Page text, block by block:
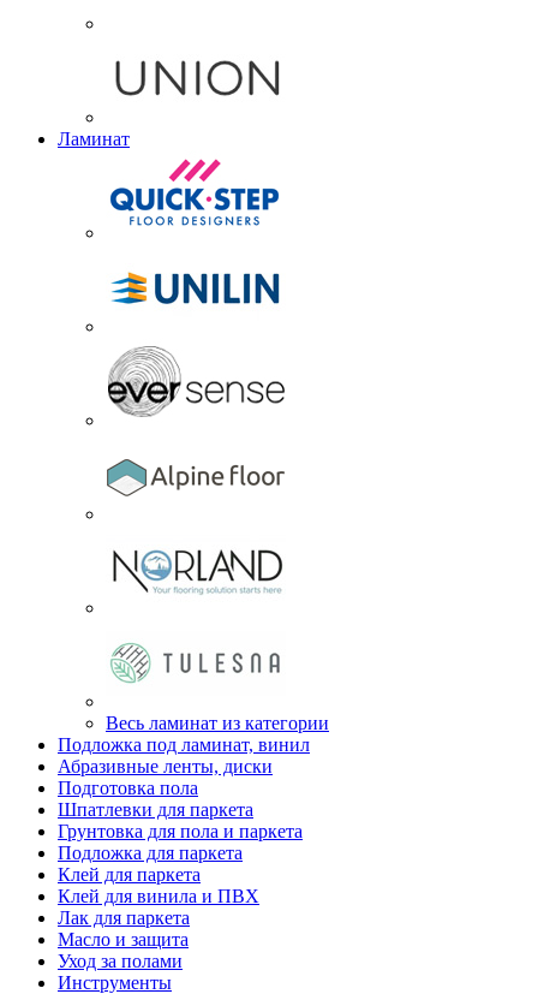
Ламинат
Весь ламинат из категории
Подложка под ламинат, винил
Абразивные ленты, диски
Подготовка пола
Шпатлевки для паркета
Грунтовка для пола и паркета
Подложка для паркета
Клей для паркета
Клей для винила и ПВХ
Лак для паркета
Масло и защита
Уход за полами
Инструменты